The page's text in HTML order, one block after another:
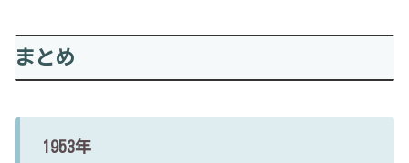
まとめ
1953年